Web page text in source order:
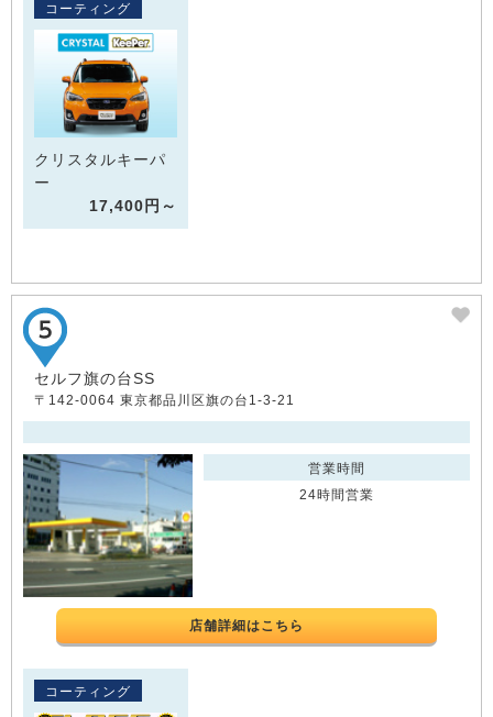
コーティング
クリスタルキーパ
ー
17,400円～
セルフ旗の台SS
〒142-0064 東京都品川区旗の台1-3-21
営業時間
24時間営業
店舗詳細はこちら
コーティング